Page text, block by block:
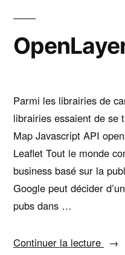
Parmi les librairies de
librairies essaient de se
Map Javascript API
Leaflet Tout le monde
business basé sur la
Google peut décider
pubs dans …
Continuer la lecture
«